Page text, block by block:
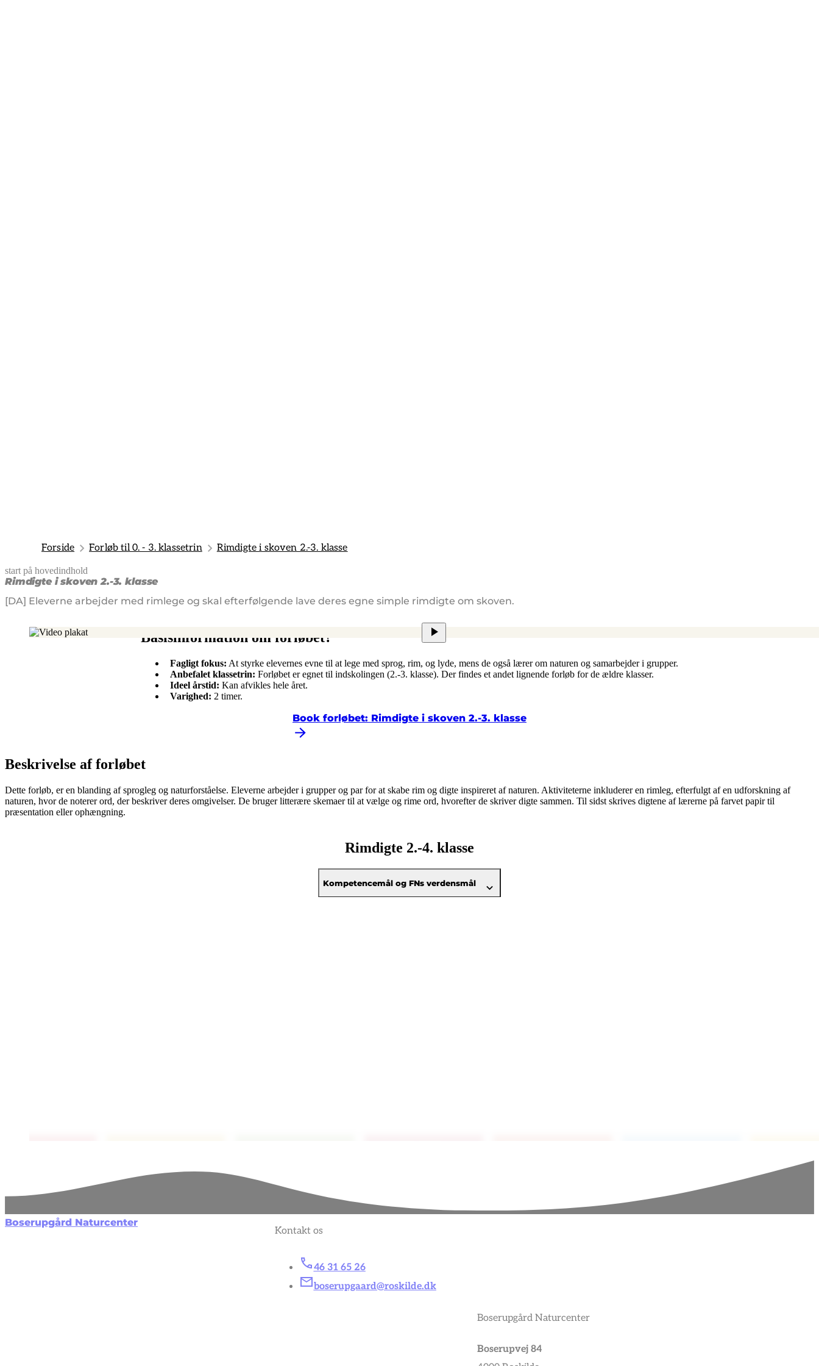
Forside Forløb til 0. - 3. klassetrin Rimdigte i skoven 2.-3. klasse
start på hovedindhold
Rimdigte i skoven 2.-3. klasse
[DA] Eleverne arbejder med rimlege og skal efterfølgende lave deres egne simple rimdigte om skoven.
senest opdateret 8. april 2025
Basisinformation om forløbet?
Fagligt fokus: At styrke elevernes evne til at lege med sprog, rim, og lyde, mens de også lærer om naturen og samarbejder i grupper.
Anbefalet klassetrin: Forløbet er egnet til indskolingen (2.-3. klasse). Der findes et andet lignende forløb for de ældre klasser.
Ideel årstid: Kan afvikles hele året.
Varighed: 2 timer.
Book forløbet: Rimdigte i skoven 2.-3. klasse
Beskrivelse af forløbet
Dette forløb, er en blanding af sprogleg og naturforståelse. Eleverne arbejder i grupper og par for at skabe rim og digte inspireret af naturen. Aktiviteterne inkluderer en rimleg, efterfulgt af en udforskning af
naturen, hvor de noterer ord, der beskriver deres omgivelser. De bruger litterære skemaer til at vælge og rime ord, hvorefter de skriver digte sammen. Til sidst skrives digtene af lærerne på farvet papir til
præsentation eller ophængning.
Rimdigte 2.-4. klasse
Kompetencemål og FNs verdensmål
Boserupgård Naturcenter
Kontakt os
46 31 65 26
boserupgaard@roskilde.dk
Boserupgård Naturcenter
Boserupvej 84